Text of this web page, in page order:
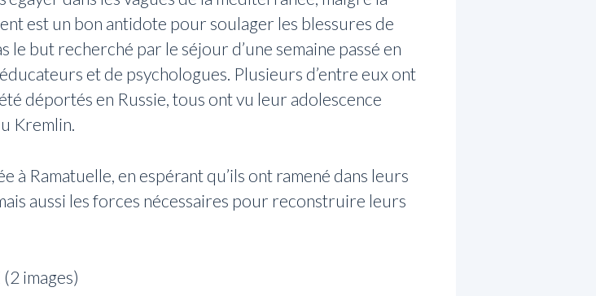
est un bon antidote pour soulager les blessures de
le but recherché par le séjour d’une semaine passé en
et de psychologues. Plusieurs d’entre eux ont
déportés en Russie, tous ont vu leur adolescence
Kremlin.
à Ramatuelle, en espérant qu’ils ont ramené dans leurs
aussi les forces nécessaires pour reconstruire leurs
images)